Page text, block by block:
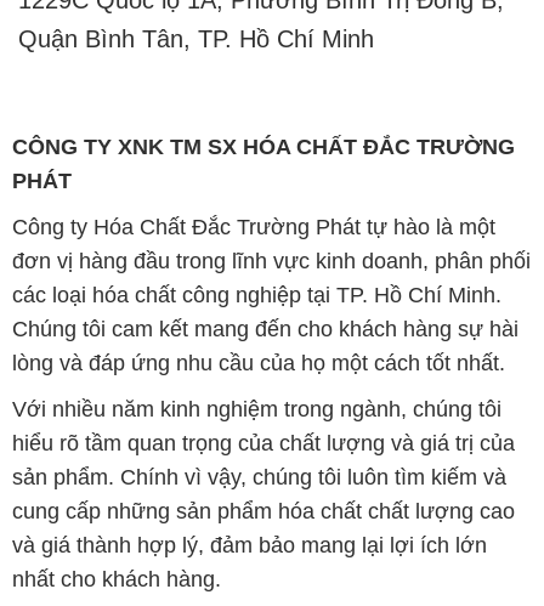
Quận Bình Tân, TP. Hồ Chí Minh
CÔNG TY XNK TM SX HÓA CHẤT ĐẮC TRƯỜNG
PHÁT
Công ty Hóa Chất Đắc Trường Phát tự hào là một
đơn vị hàng đầu trong lĩnh vực kinh doanh, phân phối
các loại hóa chất công nghiệp tại TP. Hồ Chí Minh.
Chúng tôi cam kết mang đến cho khách hàng sự hài
lòng và đáp ứng nhu cầu của họ một cách tốt nhất.
Với nhiều năm kinh nghiệm trong ngành, chúng tôi
hiểu rõ tầm quan trọng của chất lượng và giá trị của
sản phẩm. Chính vì vậy, chúng tôi luôn tìm kiếm và
cung cấp những sản phẩm hóa chất chất lượng cao
và giá thành hợp lý, đảm bảo mang lại lợi ích lớn
nhất cho khách hàng.